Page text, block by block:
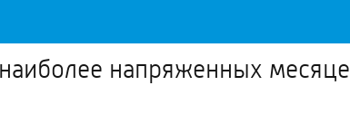
напряженных